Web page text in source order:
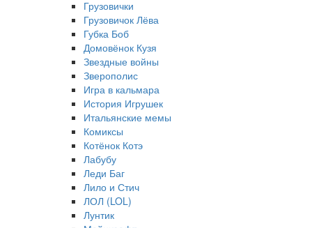
Грузовички
Грузовичок Лёва
Губка Боб
Домовёнок Кузя
Звездные войны
Зверополис
Игра в кальмара
История Игрушек
Итальянские мемы
Комиксы
Котёнок Котэ
Лабубу
Леди Баг
Лило и Стич
ЛОЛ (LOL)
Лунтик